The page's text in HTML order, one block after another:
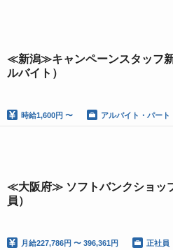
≪新潟≫キャンペーンスタッフ
ルバイト）
時給1,600円 〜 アルバイト・パート
≪大阪府≫ ソフトバンクショッ
員）
月給227,786円 〜 396,361円 正社員